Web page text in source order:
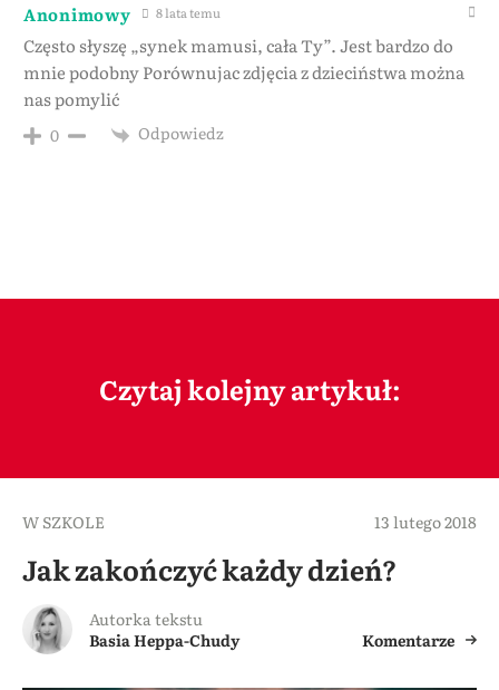
Anonimowy 8 lata temu
Często słyszę „synek mamusi, cała Ty”. Jest bardzo do
mnie podobny Porównujac zdjęcia z dzieciństwa można
nas pomylić
0 Odpowiedz
Czytaj kolejny artykuł:
W SZKOLE 13 lutego 2018
Jak zakończyć każdy dzień?
Autorka tekstu
Basia Heppa-Chudy
Komentarze